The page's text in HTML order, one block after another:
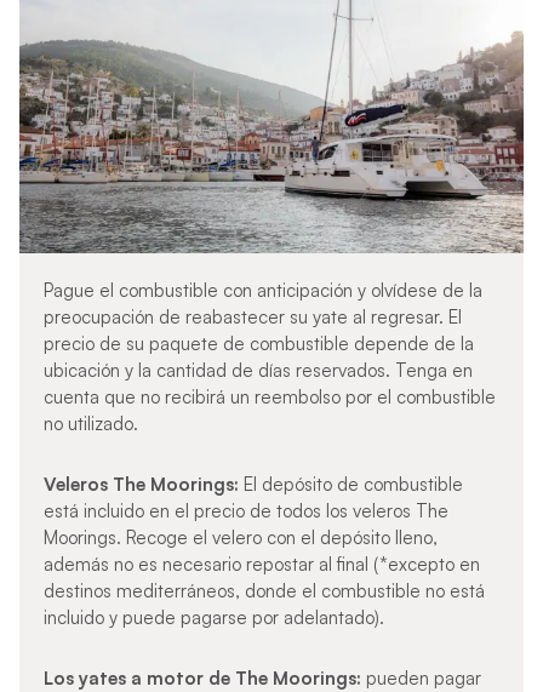
Pague el combustible con anticipación y olvídese de la
preocupación de reabastecer su yate al regresar. El
precio de su paquete de combustible depende de la
ubicación y la cantidad de días reservados. Tenga en
cuenta que no recibirá un reembolso por el combustible
no utilizado.
Veleros The Moorings: El depósito de combustible
está incluido en el precio de todos los veleros The
Moorings. Recoge el velero con el depósito lleno,
además no es necesario repostar al final (*excepto en
destinos mediterráneos, donde el combustible no está
incluido y puede pagarse por adelantado).
Los yates a motor de The Moorings: pueden pagar